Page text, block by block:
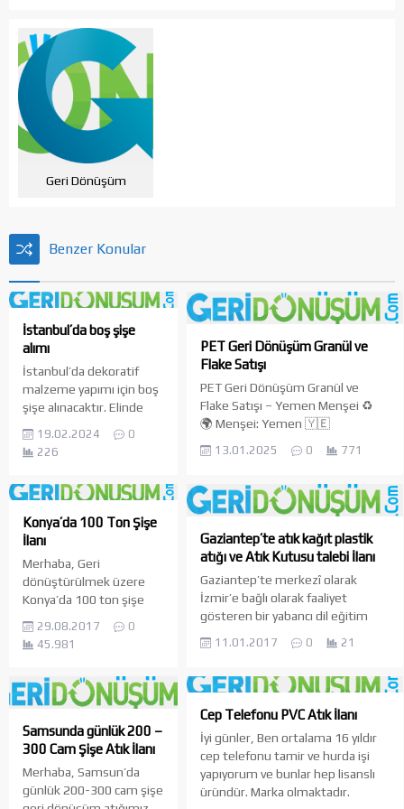
Geri Dönüşüm
Benzer Konular
İstanbul’da boş şişe
alımı
İstanbul’da dekoratif
malzeme yapımı için boş
şişe alınacaktır. Elinde
‪+90 537 639 69 03‬
19.02.2024
0
226
PET Geri Dönüşüm Granül ve
Flake Satışı
PET Geri Dönüşüm Granül ve
Flake Satışı – Yemen Menşei ♻️
🌍 Menşei: Yemen 🇾🇪
📌 Teslimat: Türkiye’ye düzenli
PET geri dönüşüm granülleri ve
flake ürünleri ✅ Çevre dostu ve
sürdürülebilir üretim ✅ Rekabetçi
fiyatlar ve güvenilir tedarik
İletişim için: 📞 Telefon: +967 701
900 01 📧 E-posta: bandar@gap-
polymers.com 🌐 Web...
13.01.2025 0 771
Konya’da 100 Ton Şişe
İlanı
Merhaba, Geri
dönüştürülmek üzere
Konya’da 100 ton şişe
Tekliflerinizi 0530 844 95
25 nolu telefon
29.08.2017
0
45.981
Gaziantep’te atık kağıt plastik
atığı ve Atık Kutusu talebi İlanı
Gaziantep’te merkezî olarak
İzmir’e bağlı olarak faaliyet
gösteren bir yabancı dil eğitim
Gaziantep’in Şahinbey ilçesinde
göstermekteyiz. Mail adresinize
İnternet üzerinden ulaşmış
bulunmaktayız. Buna istinaden
kurum içinde kullanmadığımız
kağıt, plastik vb. atıkların sayısı
can sıkıcı derecededir.
Kurumumuzda kullanmak üzere
11.01.2017 0 21
Samsunda günlük 200 –
300 Cam Şişe Atık İlanı
Merhaba, Samsun’da
günlük 200-300 cam şişe
Cep Telefonu PVC Atık İlanı
İyi günler, Ben ortalama 16 yıldır
cep telefonu tamir ve hurda işi
yapıyorum ve bunlar hep lisanslı
üründür. Marka olmaktadır.